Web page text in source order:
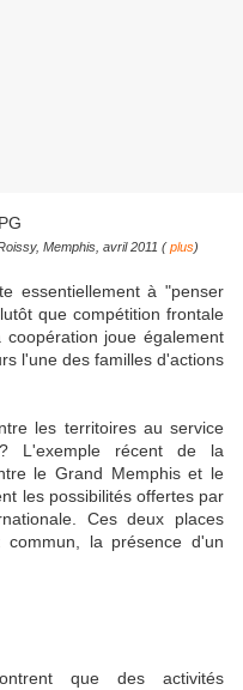
Memphis, avril 2011 ( plus)
essentiellement à "penser
que compétition frontale
coopération joue également
l'une des familles d'actions
les territoires au service
L'exemple récent de la
le Grand Memphis et le
les possibilités offertes par
Ces deux places
commun, la présence d'un
que des activités